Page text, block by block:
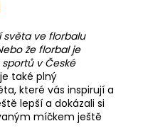
světa ve florbalu
že florbal je
v České
je také plný
které vás inspirují a
lepší a dokázali si
míčkem ještě